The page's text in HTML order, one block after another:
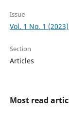
Issue
Vol. 1 No. 1 (2023)
Section
Articles
Most read